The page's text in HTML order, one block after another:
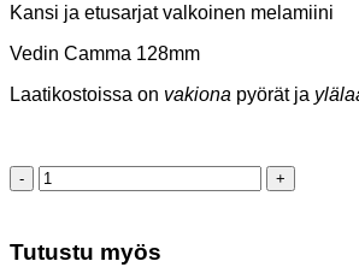
Kansi ja etusarjat valkoinen melamiini
Vedin Camma 128mm
Laatikostoissa on vakiona pyörät ja
Laatikosto
valkoinen
Tutustu myös